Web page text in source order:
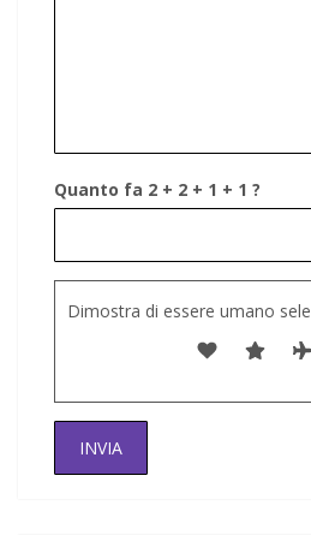
Quanto fa 2 + 2 + 1 + 1 ?
Dimostra di essere umano